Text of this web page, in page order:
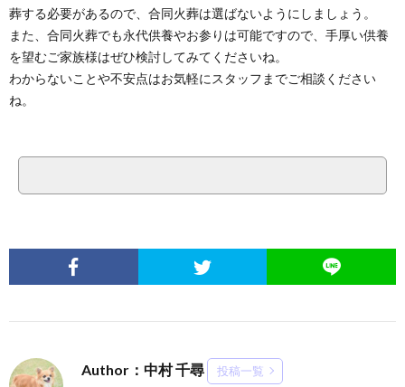
葬する必要があるので、合同火葬は選ばないようにしましょう。
また、合同火葬でも永代供養やお参りは可能ですので、手厚い供養
を望むご家族様はぜひ検討してみてくださいね。
わからないことや不安点はお気軽にスタッフまでご相談ください
ね。
Author：中村 千尋 投稿一覧